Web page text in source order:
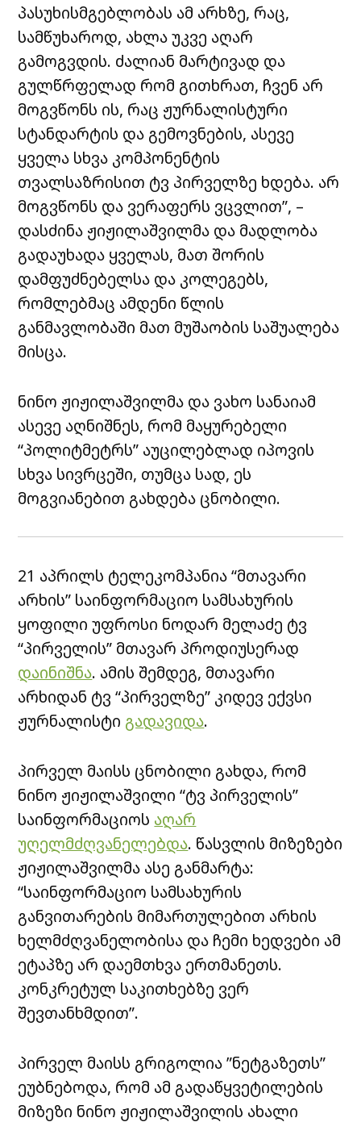
პასუხისმგებლობას ამ არხზე, რაც,
სამწუხაროდ, ახლა უკვე აღარ
გამოგვდის. ძალიან მარტივად და
გულწრფელად რომ გითხრათ, ჩვენ არ
მოგვწონს ის, რაც ჟურნალისტური
სტანდარტის და გემოვნების, ასევე
ყველა სხვა კომპონენტის
თვალსაზრისით ტვ პირველზე ხდება. არ
მოგვწონს და ვერაფერს ვცვლით”, –
დასძინა ჟიჟილაშვილმა და მადლობა
გადაუხადა ყველას, მათ შორის
დამფუძნებელსა და კოლეგებს,
რომლებმაც ამდენი წლის
განმავლობაში მათ მუშაობის საშუალება
მისცა.
ნინო ჟიჟილაშვილმა და ვახო სანაიამ
ასევე აღნიშნეს, რომ მაყურებელი
“პოლიტმეტრს” აუცილებლად იპოვის
სხვა სივრცეში, თუმცა სად, ეს
მოგვიანებით გახდება ცნობილი.
21 აპრილს ტელეკომპანია “მთავარი
არხის” საინფორმაციო სამსახურის
ყოფილი უფროსი ნოდარ მელაძე ტვ
“პირველის” მთავარ პროდიუსერად
დაინიშნა. ამის შემდეგ, მთავარი
არხიდან ტვ “პირველზე” კიდევ ექვსი
ჟურნალისტი გადავიდა.
პირველ მაისს ცნობილი გახდა, რომ
ნინო ჟიჟილაშვილი “ტვ პირველის”
საინფორმაციოს აღარ
უღელმძღვანელებდა. წასვლის მიზეზები
ჟიჟილაშვილმა ასე განმარტა:
“საინფორმაციო სამსახურის
განვითარების მიმართულებით არხის
ხელმძღვანელობისა და ჩემი ხედვები ამ
ეტაპზე არ დაემთხვა ერთმანეთს.
კონკრეტულ საკითხებზე ვერ
შევთანხმდით”.
პირველ მაისს გრიგოლია ”ნეტგაზეთს”
ეუბნებოდა, რომ ამ გადაწყვეტილების
მიზეზი ნინო ჟიჟილაშვილის ახალი